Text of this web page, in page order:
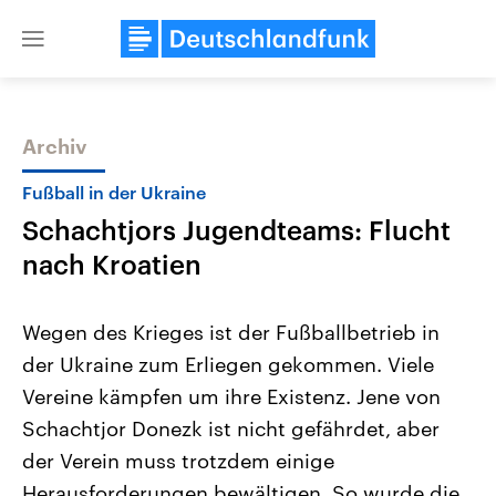
Close
Themen
Landtagswahl Sachsen-Anhalt
2026
Alle Informationen
Sachsen-Anhalt wählt am 6.
September 2026 einen neuen
Landtag. Seit 2021 wird das
Bundesland von einer Koalition aus
Aktuelle Beiträge,
Hintergründe
Wirtschaftlich und
gehören die Vereinigten
den mächtigsten Ländern
mit großem Einfluss auf
Archiv
Fußball in der Ukraine
Schachtjors Jugendteams: Flucht
nach Kroatien
Wegen des Krieges ist der Fußballbetrieb in
der Ukraine zum Erliegen gekommen. Viele
Vereine kämpfen um ihre Existenz. Jene von
Schachtjor Donezk ist nicht gefährdet, aber
der Verein muss trotzdem einige